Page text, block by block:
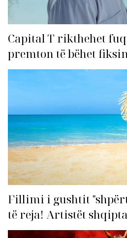
Capital T rikthehet
premton të bëhet
Fillimi i gushtit
të reja! Artistët
për hitin e verës!